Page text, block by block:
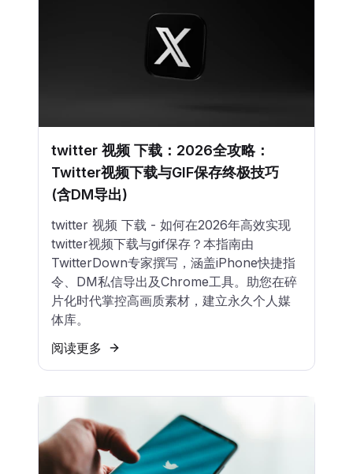
twitter 视频 下载：2026全攻略：
Twitter视频下载与GIF保存终极技巧
(含DM导出)
twitter 视频 下载 - 如何在2026年高效实现
twitter视频下载与gif保存？本指南由
TwitterDown专家撰写，涵盖iPhone快捷指
令、DM私信导出及Chrome工具。助您在碎
片化时代掌控高画质素材，建立永久个人媒
体库。
阅读更多